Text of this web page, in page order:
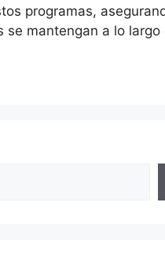
programas,
se mantengan a lo largo